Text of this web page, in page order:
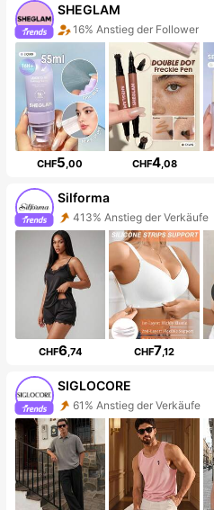
SHEGLAM
16% Anstieg der Follower
CHF5,00 CHF4,08
Silforma
413% Anstieg der Verkäufe
CHF6,74 CHF7,12
SIGLOCORE
61% Anstieg der Verkäufe